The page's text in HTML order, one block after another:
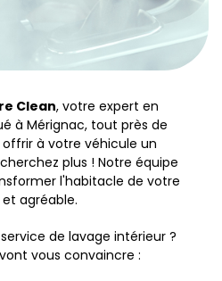
Clean, votre expert en
à Mérignac, tout près de
offrir à votre véhicule un
plus ! Notre équipe
l'habitacle de votre
agréable.
de lavage intérieur ?
vous convaincre :